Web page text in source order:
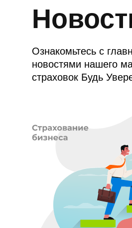
Ознакомьтесь с
новостями нашего
страховок Будь